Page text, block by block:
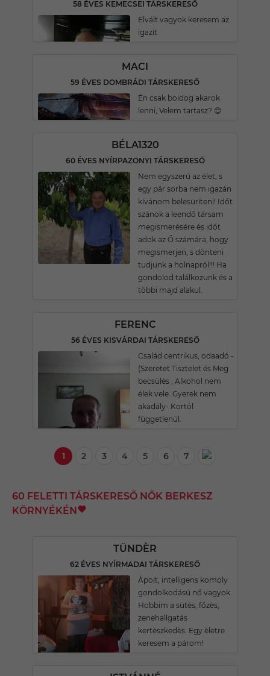
58 ÉVES KEMECSEI TÁRSKERESŐ
Elvált vagyok keresem az
igazit
MACI
59 ÉVES DOMBRÁDI TÁRSKERESŐ
Én csak boldog akarok
lenni, Velem tartasz? 😊
BÉLA1320
60 ÉVES NYÍRPAZONYI TÁRSKERESŐ
Nem egyszerú az élet, s
egy pár sorba nem igazán
kívánom belesüríteni! Időt
szánok a leendő társam
megismerésére és időt
adok az Ő számára, hogy
megismerjen, s dönteni
tudjunk a holnapról!!! Ha
gondolod találkozunk és a
többi majd alakul.
FERENC
56 ÉVES KISVÁRDAI TÁRSKERESŐ
Család centrikus, odaadó -
(Szeretet Tisztelet és Meg
becsülés , Alkohol nem
élek vele. Gyerek nem
akadály- Kortól
függetlenül.
1 2 3 4 5 6 7
60 FELETTI TÁRSKERESŐ NŐK BERKESZ
KÖRNYÉKÉN
TÜNDÈR
62 ÉVES NYÍRMADAI TÁRSKERESŐ
Ápolt, intelligens komoly
gondolkodású nő vagyok.
Hobbim a sütès, főzès,
zenehallgatás
kertèszkedès. Egy èletre
keresem a párom!